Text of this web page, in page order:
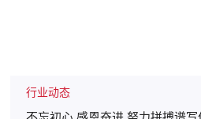
行业动态